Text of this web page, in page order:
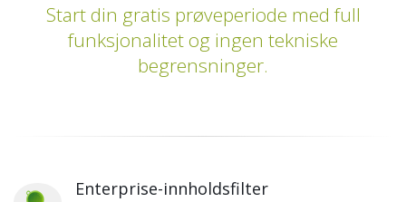
Start din gratis prøveperiode med full
funksjonalitet og ingen tekniske
begrensninger.
Enterprise-innholdsfilter